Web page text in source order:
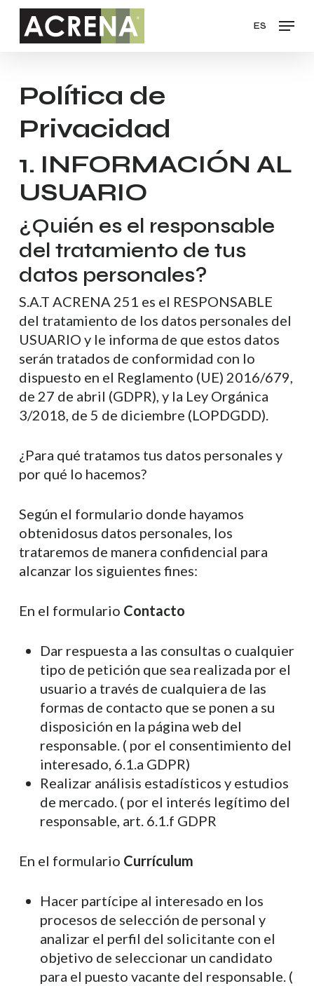
Skip
main
ES Menu
Política de
Privacidad
1. INFORMACIÓN AL
USUARIO
¿Quién es el responsable
del tratamiento de tus
datos personales?
S.A.T ACRENA 251 es el RESPONSABLE
del tratamiento de los datos personales del
USUARIO y le informa de que estos datos
serán tratados de conformidad con lo
dispuesto en el Reglamento (UE) 2016/679,
de 27 de abril (GDPR), y la Ley Orgánica
3/2018, de 5 de diciembre (LOPDGDD).
¿Para qué tratamos tus datos personales y
por qué lo hacemos?
Según el formulario donde hayamos
obtenidosus datos personales, los
trataremos de manera confidencial para
alcanzar los siguientes fines:
En el formulario Contacto
Dar respuesta a las consultas o cualquier
tipo de petición que sea realizada por el
usuario a través de cualquiera de las
formas de contacto que se ponen a su
disposición en la página web del
responsable. ( por el consentimiento del
interesado, 6.1.a GDPR)
Realizar análisis estadísticos y estudios
de mercado. ( por el interés legítimo del
responsable, art. 6.1.f GDPR
En el formulario Currículum
Hacer partícipe al interesado en los
procesos de selección de personal y
analizar el perfil del solicitante con el
objetivo de seleccionar un candidato
para el puesto vacante del responsable. (